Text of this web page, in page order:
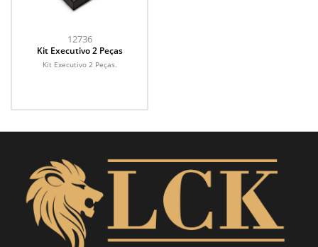
12736
Kit Executivo 2 Peças
Kit Executivo 2 Peças.